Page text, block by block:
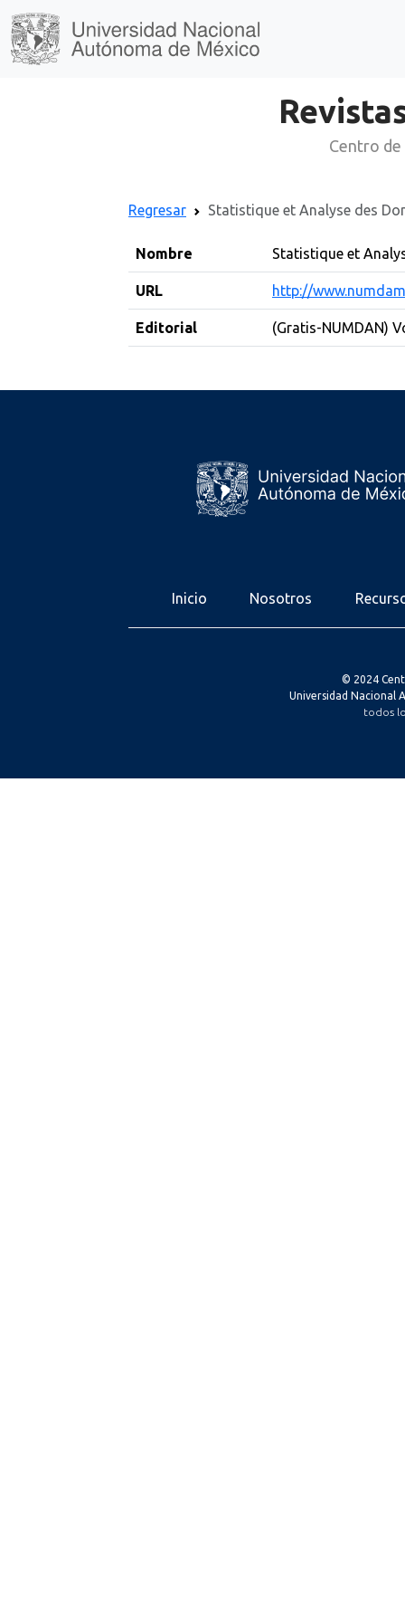
Centro de
Regresar Statistique et Analyse des
Nombre Statistique et
URL http://
Editorial (Gratis-NUMDAN)
Inicio Nosotros
© 2024
Universidad Nacional
todos